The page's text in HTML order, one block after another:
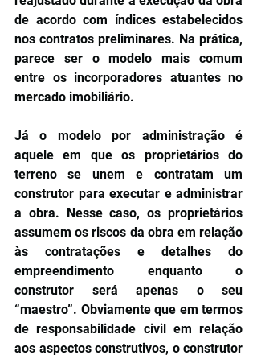
de acordo com índices estabelecidos
nos contratos preliminares. Na prática,
parece ser o modelo mais comum
entre os incorporadores atuantes no
mercado imobiliário.
Já o modelo por administração é
aquele em que os proprietários do
terreno se unem e contratam um
construtor para executar e administrar
a obra. Nesse caso, os proprietários
assumem os riscos da obra em relação
às contratações e detalhes do
empreendimento enquanto o
construtor será apenas o seu
“maestro”. Obviamente que em termos
de responsabilidade civil em relação
aos aspectos construtivos, o construtor